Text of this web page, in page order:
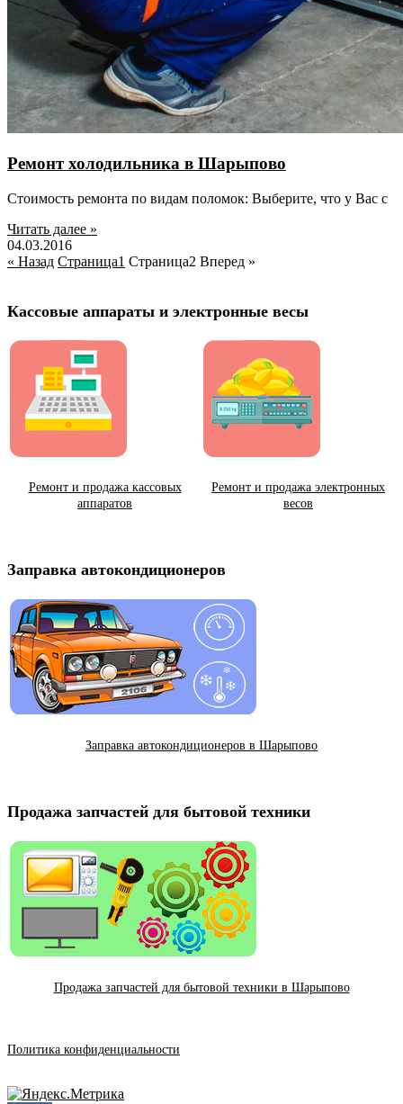
Ремонт холодильника в Шарыпово
Стоимость ремонта по видам поломок: Выберите, что у Вас с
Читать далее »
04.03.2016
« Назад Страница1 Страница2 Вперед »
Кассовые аппараты и электронные весы
Ремонт и продажа кассовых
аппаратов
Ремонт и продажа электронных
весов
Заправка автокондиционеров
Заправка автокондиционеров в Шарыпово
Продажа запчастей для бытовой техники
Продажа запчастей для бытовой техники в Шарыпово
Политика конфиденциальности